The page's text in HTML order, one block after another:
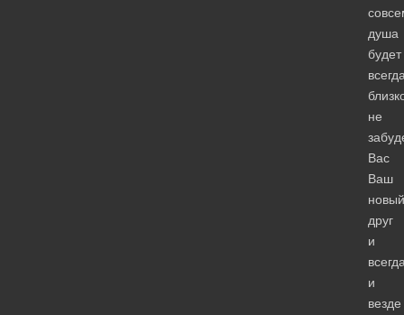
душа
будет
не
Вас
Ваш
новый
друг
и
и
везде